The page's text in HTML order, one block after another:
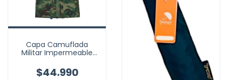
Capa Camuflada
Militar Impermeable
Senderismo
$44.990